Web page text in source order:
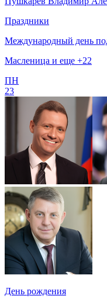
Праздники
Международный день
Масленица и еще +22
ПН
23
День рождения